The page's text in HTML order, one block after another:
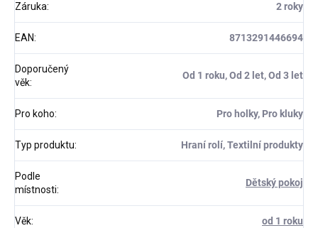
Záruka: 2 roky
EAN: 8713291446694
Doporučený
věk:
Od 1 roku, Od 2 let, Od 3 let
Pro koho: Pro holky, Pro kluky
Typ produktu: Hraní rolí, Textilní produkty
Podle
místnosti:
Dětský pokoj
Věk: od 1 roku